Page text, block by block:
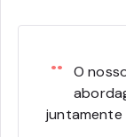
O
juntamente